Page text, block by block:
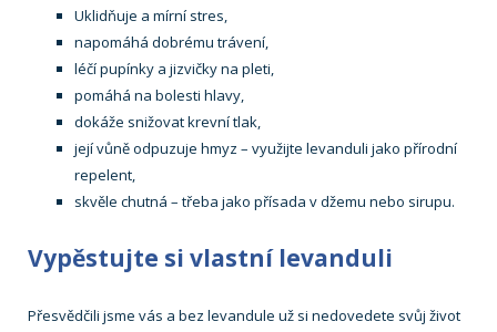
Uklidňuje a mírní stres,
napomáhá dobrému trávení,
léčí pupínky a jizvičky na pleti,
pomáhá na bolesti hlavy,
dokáže snižovat krevní tlak,
její vůně odpuzuje hmyz – využijte levanduli jako přírodní
repelent,
skvěle chutná – třeba jako přísada v džemu nebo sirupu.
Vypěstujte si vlastní levanduli
Přesvědčili jsme vás a bez levandule už si nedovedete svůj život